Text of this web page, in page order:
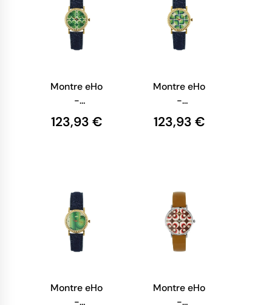
Montre eHo
-
Ecoresponsable
- Montre
123,93 €
Montre eHo
-
Ecoresponsable
- Montre
123,93 €
Montre eHo
-
Montre eHo
-